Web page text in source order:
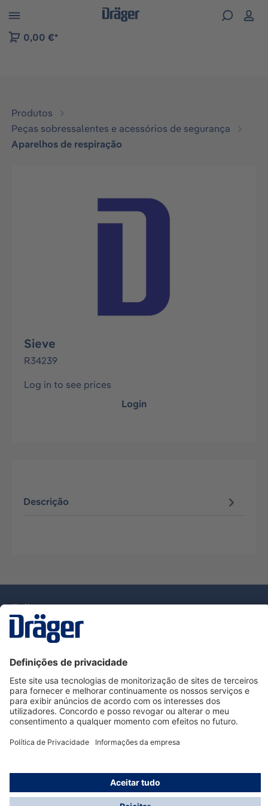
to B2B platform navigation
0,00 €*
Produtos
Peças sobressalentes e acessórios de segurança
Aparelhos de respiração
Ignorar galeria de imagens
Sieve
R34239
Log in to see prices
Login
Descrição
Serviço de Apoio ao Cliente Dräger
Utilização da loja
Informações
© Dräger Portugal, Lda, 2024
* Todos os preços excl. IVA mais